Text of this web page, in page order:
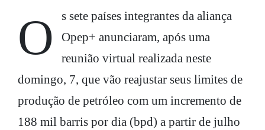
Os sete países integrantes da aliança
Opep+ anunciaram, após uma
reunião virtual realizada neste
domingo, 7, que vão reajustar seus limites de
produção de petróleo com um incremento de
188 mil barris por dia (bpd) a partir de julho